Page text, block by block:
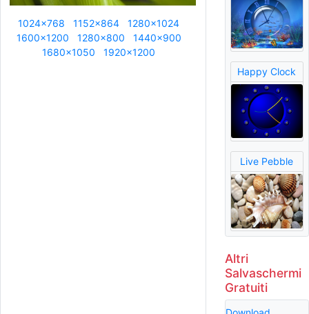
1024x768 1152x864
1280x1024
1600x1200
1280x800
1440x900
1680x1050
1920x1200
Happy Clock
Live Pebble
Altri
Salvaschermi
Gratuiti